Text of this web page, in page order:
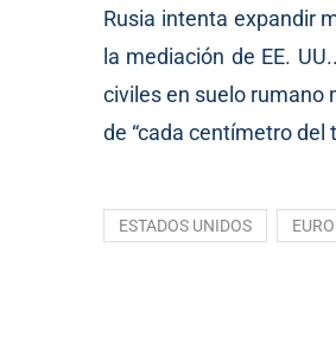
Rusia intenta expandir
la mediación de EE.
civiles en suelo rumano
de “cada centímetro del
ESTADOS UNIDOS